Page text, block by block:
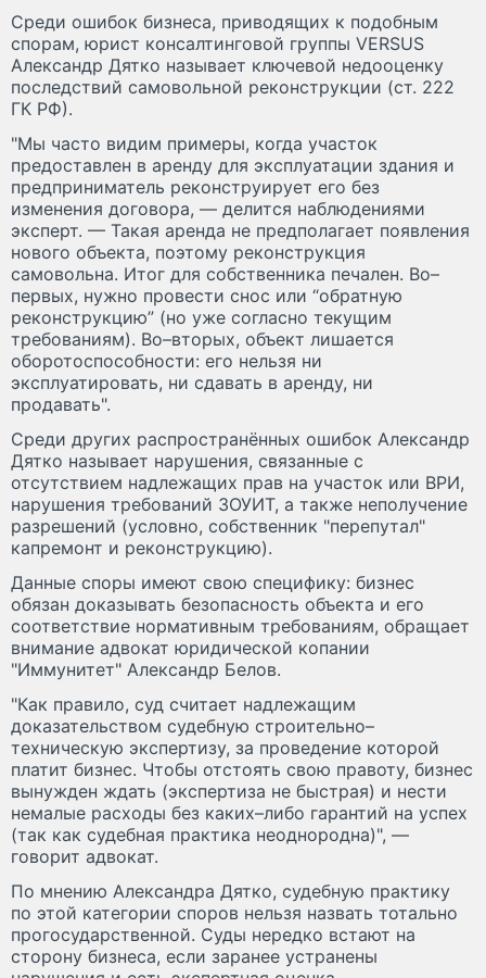
Среди ошибок бизнеса, приводящих к подобным
спорам, юрист консалтинговой группы VERSUS
Александр Дятко называет ключевой недооценку
последствий самовольной реконструкции (ст. 222
ГК РФ).
"Мы часто видим примеры, когда участок
предоставлен в аренду для эксплуатации здания и
предприниматель реконструирует его без
изменения договора, — делится наблюдениями
эксперт. — Такая аренда не предполагает появления
нового объекта, поэтому реконструкция
самовольна. Итог для собственника печален. Во–
первых, нужно провести снос или “обратную
реконструкцию” (но уже согласно текущим
требованиям). Во–вторых, объект лишается
оборотоспособности: его нельзя ни
эксплуатировать, ни сдавать в аренду, ни
продавать".
Среди других распространённых ошибок Александр
Дятко называет нарушения, связанные с
отсутствием надлежащих прав на участок или ВРИ,
нарушения требований ЗОУИТ, а также неполучение
разрешений (условно, собственник "перепутал"
капремонт и реконструкцию).
Данные споры имеют свою специфику: бизнес
обязан доказывать безопасность объекта и его
соответствие нормативным требованиям, обращает
внимание адвокат юридической копании
"Иммунитет" Александр Белов.
"Как правило, суд считает надлежащим
доказательством судебную строительно–
техническую экспертизу, за проведение которой
платит бизнес. Чтобы отстоять свою правоту, бизнес
вынужден ждать (экспертиза не быстрая) и нести
немалые расходы без каких–либо гарантий на успех
(так как судебная практика неоднородна)", —
говорит адвокат.
По мнению Александра Дятко, судебную практику
по этой категории споров нельзя назвать тотально
прогосударственной. Суды нередко встают на
сторону бизнеса, если заранее устранены